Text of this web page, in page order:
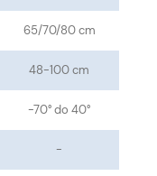
65/70/80 cm
48-100 cm
-70° do 40°
-